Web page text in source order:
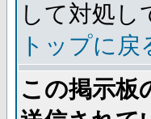
して対処
トップに戻
この掲示板